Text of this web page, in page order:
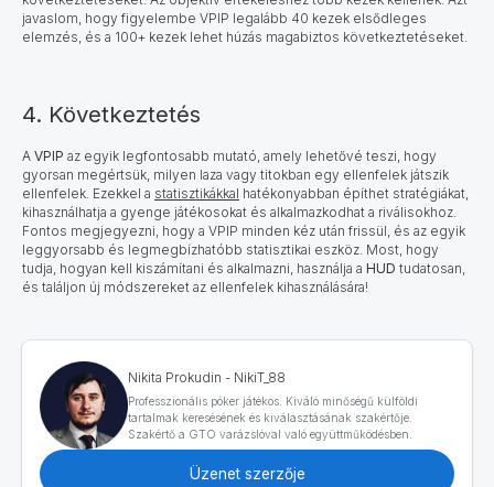
javaslom, hogy figyelembe VPIP legalább 40 kezek elsődleges
elemzés, és a 100+ kezek lehet húzás magabiztos következtetéseket.
4. Következtetés
A VPIP az egyik legfontosabb mutató, amely lehetővé teszi, hogy
gyorsan megértsük, milyen laza vagy titokban egy ellenfelek játszik
ellenfelek. Ezekkel a statisztikákkal hatékonyabban építhet stratégiákat,
kihasználhatja a gyenge játékosokat és alkalmazkodhat a riválisokhoz.
Fontos megjegyezni, hogy a VPIP minden kéz után frissül, és az egyik
leggyorsabb és legmegbízhatóbb statisztikai eszköz. Most, hogy
tudja, hogyan kell kiszámítani és alkalmazni, használja a HUD tudatosan,
és találjon új módszereket az ellenfelek kihasználására!
Nikita Prokudin - NikiT_88
Professzionális póker játékos. Kiváló minőségű külföldi
tartalmak keresésének és kiválasztásának szakértője.
Szakértő a GTO varázslóval való együttműködésben.
Üzenet szerzője